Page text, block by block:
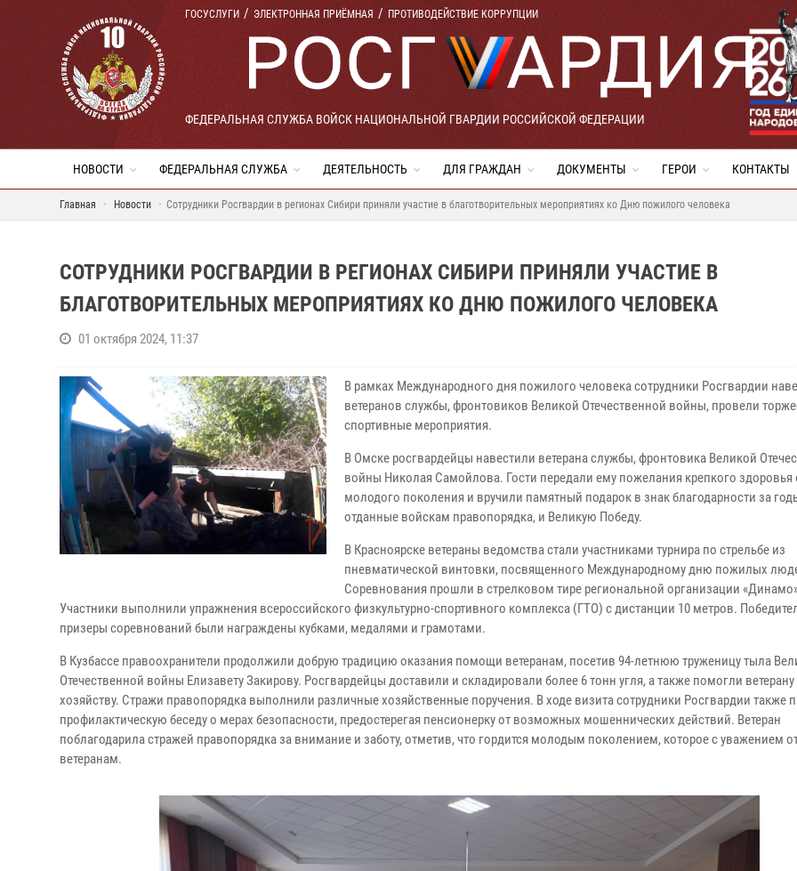
ГОСУСЛУГИ ЭЛЕКТРОННАЯ ПРИЁМНАЯ ПРОТИВОДЕЙСТВИЕ КОРРУПЦИИ
ФЕДЕРАЛЬНАЯ СЛУЖБА ВОЙСК НАЦИОНАЛЬНОЙ ГВАРДИИ РОССИЙСКОЙ ФЕДЕРАЦИИ
НОВОСТИ ФЕДЕРАЛЬНАЯ СЛУЖБА ДЕЯТЕЛЬНОСТЬ ДЛЯ ГРАЖДАН ДОКУМЕНТЫ ГЕРОИ КОНТАКТЫ
Главная Новости Сотрудники Росгвардии в регионах Сибири приняли участие в благотворительных мероприятиях ко Дню пожилого человека
СОТРУДНИКИ РОСГВАРДИИ В РЕГИОНАХ СИБИРИ ПРИНЯЛИ УЧАСТИЕ В
БЛАГОТВОРИТЕЛЬНЫХ МЕРОПРИЯТИЯХ КО ДНЮ ПОЖИЛОГО ЧЕЛОВЕКА
01 октября 2024, 11:37
В рамках Международного дня пожилого человека сотрудники Росгвардии
ветеранов службы, фронтовиков Великой Отечественной войны, провели
спортивные мероприятия.
В Омске росгвардейцы навестили ветерана службы, фронтовика Великой
войны Николая Самойлова. Гости передали ему пожелания крепкого здоровья
молодого поколения и вручили памятный подарок в знак благодарности за
отданные войскам правопорядка, и Великую Победу.
В Красноярске ветераны ведомства стали участниками турнира по стрельбе из
пневматической винтовки, посвященного Международному дню пожилых
Соревнования прошли в стрелковом тире региональной организации
Участники выполнили упражнения всероссийского физкультурно-спортивного комплекса (ГТО) с дистанции 10 метров.
призеры соревнований были награждены кубками, медалями и грамотами.
В Кузбассе правоохранители продолжили добрую традицию оказания помощи ветеранам, посетив 94-летнюю труженицу тыла
Отечественной войны Елизавету Закирову. Росгвардейцы доставили и складировали более 6 тонн угля, а также помогли ветерану
хозяйству. Стражи правопорядка выполнили различные хозяйственные поручения. В ходе визита сотрудники Росгвардии также
профилактическую беседу о мерах безопасности, предостерегая пенсионерку от возможных мошеннических действий. Ветеран
поблагодарила стражей правопорядка за внимание и заботу, отметив, что гордится молодым поколением, которое с уважением
ветеранам.